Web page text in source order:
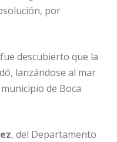
por
descubierto que la
lanzándose al mar
de Boca
, del Departamento